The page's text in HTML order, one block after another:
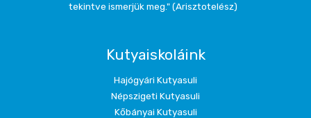
tekintve ismerjük meg." (Arisztotelész)
Kutyaiskoláink
Hajógyári Kutyasuli
Népszigeti Kutyasuli
Kőbányai Kutyasuli